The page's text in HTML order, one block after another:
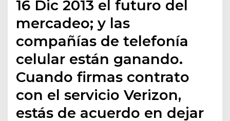
16 Dic 2013 el futuro del
mercadeo; y las
compañías de telefonía
celular están ganando.
Cuando firmas contrato
con el servicio Verizon,
estás de acuerdo en dejar